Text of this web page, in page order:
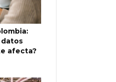
datos
afecta?